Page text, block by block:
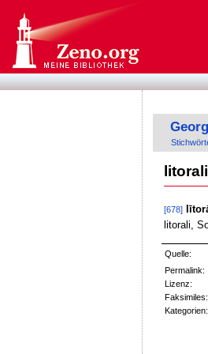
[678]
litorali,
Quelle:
Permalink:
Lizenz:
Faksimiles:
Kategorien: